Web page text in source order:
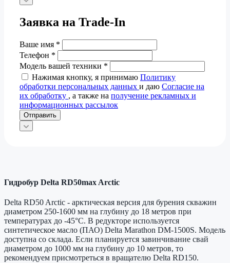
Заявка на Trade-In
Ваше имя *
Телефон *
Модель вашей техники *
Нажимая кнопку, я принимаю Политику
обработки персональных данных и даю Согласие на
их обработку , а также на получение рекламных и
информационных рассылок
Отправить
Гидробур Delta RD50max Arctic
Delta RD50 Arctic - арктическая версия для бурения скважин
диаметром 250-1600 мм на глубину до 18 метров при
температурах до -45°С. В редукторе используется
синтетическое масло (ПАО) Delta Marathon DM-1500S. Модель
доступна со склада. Если планируется завинчивание свай
диаметром до 1000 мм на глубину до 10 метров, то
рекомендуем присмотреться в вращателю Delta RD150.